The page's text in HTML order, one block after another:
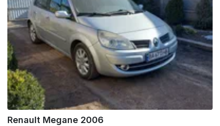
Renault Megane 2006